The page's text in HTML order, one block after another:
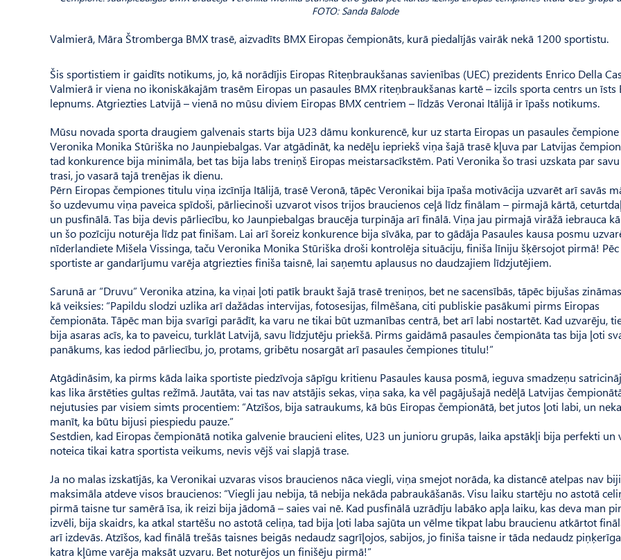
FOTO: Sanda Balode
Valmierā, Māra Štromberga BMX trasē, aizvadīts BMX Eiropas čempionāts, kurā piedalījās vairāk nekā 1200 sportistu.
Šis sportistiem ir gaidīts notikums, jo, kā norādījis Eiropas Riteņbraukšanas savienības (UEC) prezidents Enrico Della
Valmierā ir viena no ikoniskākajām trasēm Eiropas un pasaules BMX riteņbraukšanas kartē – izcils sporta centrs un īsts
lepnums. Atgriezties Latvijā – vienā no mūsu diviem Eiropas BMX centriem – līdzās Veronai Itālijā ir īpašs notikums.
Mūsu novada sporta draugiem galvenais starts bija U23 dāmu konkurencē, kur uz starta Eiropas un pasaules čempione
Veronika Monika Stūriška no Jaunpiebalgas. Var atgādināt, ka nedēļu iepriekš viņa šajā trasē kļuva par Latvijas
tad konkurence bija minimāla, bet tas bija labs treniņš Eiropas meistarsacīkstēm. Pati Veronika šo trasi uzskata par
trasi, jo vasarā tajā trenējas ik dienu.
Pērn Eiropas čempiones titulu viņa izcīnīja Itālijā, trasē Veronā, tāpēc Veronikai bija īpaša motivācija uzvarēt arī savās
šo uzdevumu viņa paveica spīdoši, pārliecinoši uzvarot visos trijos braucienos ceļā līdz finālam – pirmajā kārtā,
un pusfinālā. Tas bija devis pārliecību, ko Jaunpiebalgas braucēja turpināja arī finālā. Viņa jau pirmajā virāžā iebrauca
un šo pozīciju noturēja līdz pat finišam. Lai arī šoreiz konkurence bija sīvāka, par to gādāja Pasaules kausa posmu
nīderlandiete Mišela Vissinga, taču Veronika Monika Stūriška droši kontrolēja situāciju, finiša līniju šķērsojot pirmā!
sportiste ar gandarījumu varēja atgriezties finiša taisnē, lai saņemtu aplausus no daudzajiem līdzjutējiem.
Sarunā ar “Druvu” Veronika atzina, ka viņai ļoti patīk braukt šajā trasē treniņos, bet ne sacensībās, tāpēc bijušas
kā veiksies: “Papildu slodzi uzlika arī dažādas intervijas, fotosesijas, filmēšana, citi publiskie pasākumi pirms Eiropas
čempionāta. Tāpēc man bija svarīgi parādīt, ka varu ne tikai būt uzmanības centrā, bet arī labi nostartēt. Kad uzvarēju,
bija asaras acīs, ka to paveicu, turklāt Latvijā, savu līdzjutēju priekšā. Pirms gaidāmā pasaules čempionāta tas bija ļoti
panākums, kas iedod pārliecību, jo, protams, gribētu nosargāt arī pasaules čempiones titulu!”
Atgādināsim, ka pirms kāda laika sportiste piedzīvoja sāpīgu kritienu Pasaules kausa posmā, ieguva smadzeņu
kas lika ārstēties gultas režīmā. Jautāta, vai tas nav atstājis sekas, viņa saka, ka vēl pagājušajā nedēļā Latvijas
nejutusies par visiem simts procentiem: “Atzīšos, bija satraukums, kā būs Eiropas čempionātā, bet jutos ļoti labi, un
manīt, ka būtu bijusi piespiedu pauze.”
Sestdien, kad Eiropas čempionātā notika galvenie braucieni elites, U23 un junioru grupās, laika apstākļi bija perfekti un
noteica tikai katra sportista veikums, nevis vējš vai slapjā trase.
Ja no malas izskatījās, ka Veronikai uzvaras visos braucienos nāca viegli, viņa smejot norāda, ka distancē atelpas nav
maksimāla atdeve visos braucienos: “Viegli jau nebija, tā nebija nekāda pabraukāšanās. Visu laiku startēju no astotā
pirmā taisne tur samērā īsa, ik reizi bija jādomā – saies vai nē. Kad pusfinālā uzrādīju labāko apļa laiku, kas deva man
izvēli, bija skaidrs, ka atkal startēšu no astotā celiņa, tad bija ļoti laba sajūta un vēlme tikpat labu braucienu atkārtot
arī izdevās. Atzīšos, kad finālā trešās taisnes beigās nedaudz sagrīļojos, sabijos, jo finiša taisne ir tāda nedaudz
katra kļūme varēja maksāt uzvaru. Bet noturējos un finišēju pirmā!”